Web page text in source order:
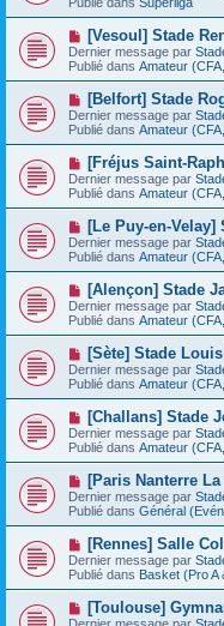
s
s
a
g
e
v
e
u
m
e
s
a
g
e
N
o
u
v
e
u
m
e
s
a
g
e
[Vesoul] Stade
Dernier message par
Publié dans Amateur
N
o
u
v
e
u
m
e
s
a
g
e
[Belfort] Stade
Dernier message par
Publié dans Amateur
N
o
u
v
e
u
m
e
s
a
g
e
[Fréjus Saint-
Dernier message par
Publié dans Amateur
N
o
u
v
e
u
m
e
s
a
g
e
[Le Puy-en-Velay]
Dernier message par
Publié dans Amateur
N
o
u
v
e
u
m
e
s
a
g
e
[Alençon] Stade
Dernier message par
Publié dans Amateur
N
o
u
v
e
u
m
e
s
a
g
e
[Sète] Stade
Dernier message par
Publié dans Amateur
N
o
u
v
e
u
m
e
s
a
g
e
[Challans] Stade
Dernier message par
Publié dans Amateur
N
o
u
v
e
u
m
e
s
[Paris Nanterre
Dernier message par
Publié dans Général
N
o
u
v
e
[Rennes] Salle
Dernier message par
Publié dans Basket (Pro A
N
o
[Toulouse]
Dernier message par